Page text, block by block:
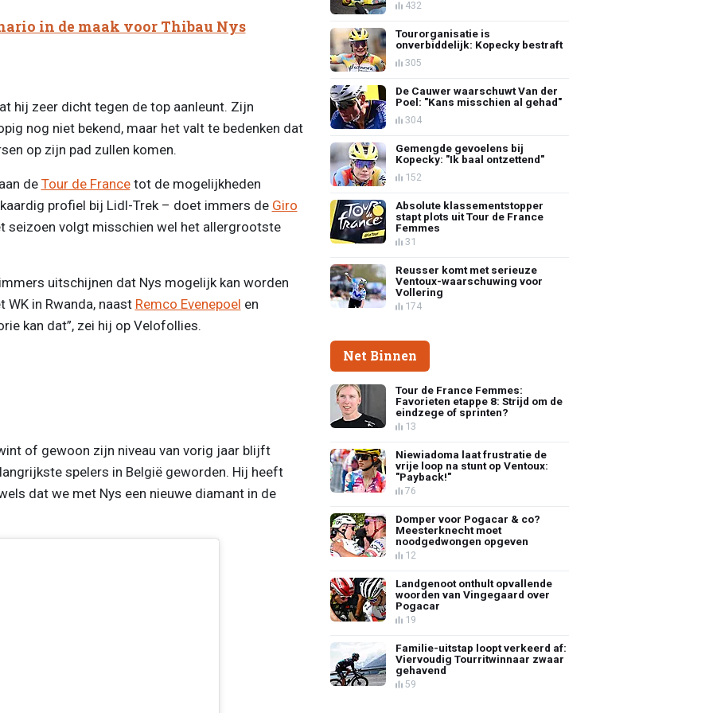
in de maak voor Thibau Nys
hij zeer dicht tegen de top aanleunt. Zijn
nog niet bekend, maar het valt te bedenken dat
op zijn pad zullen komen.
de Tour de Francetot de mogelijkheden
profiel bij Lidl-Trek – doet immers de Giro
seizoen volgt misschien wel het allergrootste
uitschijnen dat Nys mogelijk kan worden
WK in Rwanda, naast Remco Evenepoel en
kan dat”, zei hij op Velofollies.
of gewoon zijn niveau van vorig jaar blijft
spelers in België geworden. Hij heeft
dat we met Nys een nieuwe diamant in de
432
Tourorganisatie is
onverbiddelijk: Kopecky bestraft
305
De Cauwer waarschuwt Van der
Poel: "Kans misschien al gehad"
304
Gemengde gevoelens bij
Kopecky: "Ik baal ontzettend"
152
Absolute klassementstopper
stapt plots uit Tour de France
Femmes
31
Reusser komt met serieuze
Ventoux-waarschuwing voor
Vollering
174
Net Binnen
Tour de France Femmes:
Favorieten etappe 8: Strijd om de
eindzege of sprinten?
13
Niewiadoma laat frustratie de
vrije loop na stunt op Ventoux:
"Payback!"
76
Domper voor Pogacar & co?
Meesterknecht moet
noodgedwongen opgeven
12
Landgenoot onthult opvallende
woorden van Vingegaard over
Pogacar
19
Familie-uitstap loopt verkeerd af:
Viervoudig Tourritwinnaar zwaar
gehavend
59